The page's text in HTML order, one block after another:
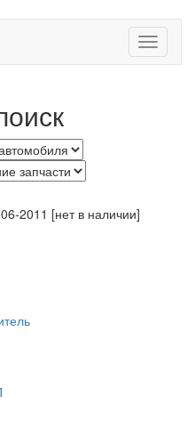
Toggle
2011 [нет в наличии]